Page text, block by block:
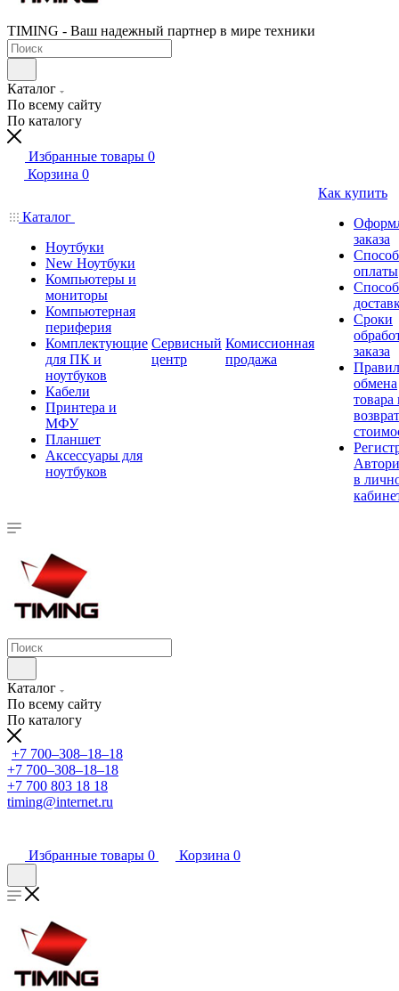
TIMING - Ваш надежный партнер в мире техники
Каталог
По всему сайту
По каталогу
Избранные товары 0
Корзина 0
Каталог
Ноутбуки
New Ноутбуки
Компьютеры и
мониторы
Компьютерная
периферия
Комплектующие
для ПК и
ноутбуков
Кабели
Принтера и
МФУ
Планшет
Аксессуары для
ноутбуков
Сервисный
центр
Комиссионная
продажа
Как купить
заказа
оплаты
Сроки
заказа
обмена
товара
в
Каталог
По всему сайту
По каталогу
+7 700‒308‒18‒18
+7 700‒308‒18‒18
+7 700 803 18 18
timing@internet.ru
Избранные товары 0 Корзина 0